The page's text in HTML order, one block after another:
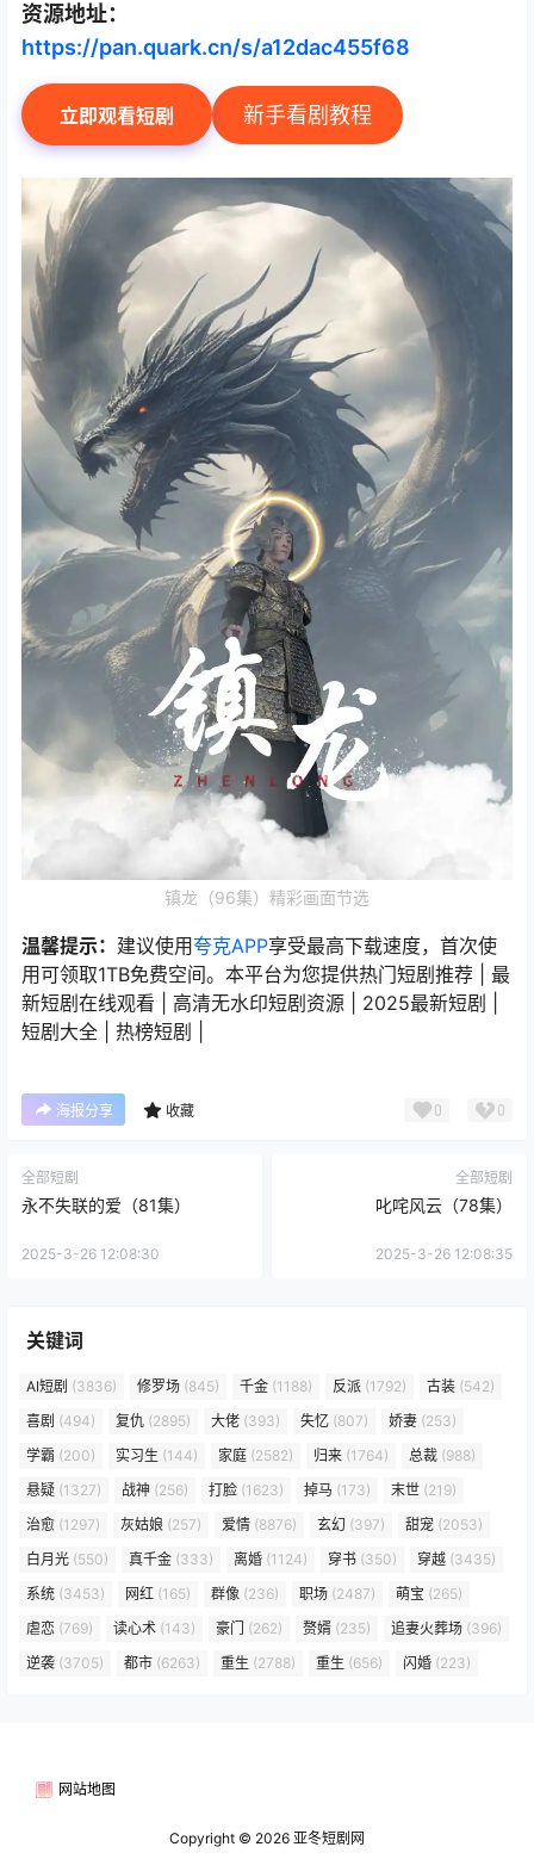
资源地址：
https://pan.quark.cn/s/a12dac455f68
立即观看短剧 新手看剧教程
镇龙（96集）精彩画面节选
温馨提示： 建议使用夸克APP享受最高下载速度，首次使
用可领取1TB免费空间。本平台为您提供热门短剧推荐 | 最
新短剧在线观看 | 高清无水印短剧资源 | 2025最新短剧 |
短剧大全 | 热榜短剧 |
海报分享 收藏 0 0
全部短剧
永不失联的爱（81集）
2025-3-26 12:08:30
全部短剧
叱咤风云（78集）
2025-3-26 12:08:35
关键词
AI短剧 (3836) 修罗场 (845) 千金 (1188) 反派 (1792) 古装 (542)
喜剧 (494) 复仇 (2895) 大佬 (393) 失忆 (807) 娇妻 (253)
学霸 (200) 实习生 (144) 家庭 (2582) 归来 (1764) 总裁 (988)
悬疑 (1327) 战神 (256) 打脸 (1623) 掉马 (173) 末世 (219)
治愈 (1297) 灰姑娘 (257) 爱情 (8876) 玄幻 (397) 甜宠 (2053)
白月光 (550) 真千金 (333) 离婚 (1124) 穿书 (350) 穿越 (3435)
系统 (3453) 网红 (165) 群像 (236) 职场 (2487) 萌宝 (265)
虐恋 (769) 读心术 (143) 豪门 (262) 赘婿 (235) 追妻火葬场 (396)
逆袭 (3705) 都市 (6263) 重生 (2788) 重生 (656) 闪婚 (223)
网站地图
Copyright © 2026 亚冬短剧网